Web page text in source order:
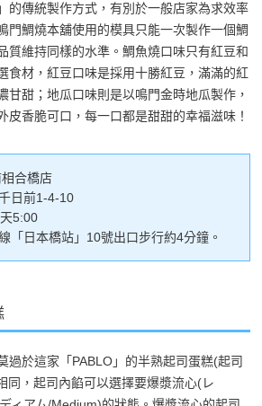
的傳統製作方式，有別於一般店家為求效率
門鯛燒本舖使用的模具只能一次製作一個鯛
質維持同樣的水準。鯛魚燒口味只有紅豆和
食材，紅豆口味是採用十勝紅豆，滿滿的紅
甘甜；地瓜口味則是以鳴門金時地瓜製作，
皮香脆可口，每一口都是甜甜的幸福滋味！
合橋店
日前1-4-10
5:00
「日本橋站」10號出口步行約4分鐘。
過於這家「PABLO」的半熟起司蛋糕(起司
同，起司內餡可以選擇要爆漿流心(レ